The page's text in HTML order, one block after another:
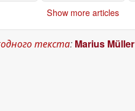
Show more articles
текста: Marius Müller